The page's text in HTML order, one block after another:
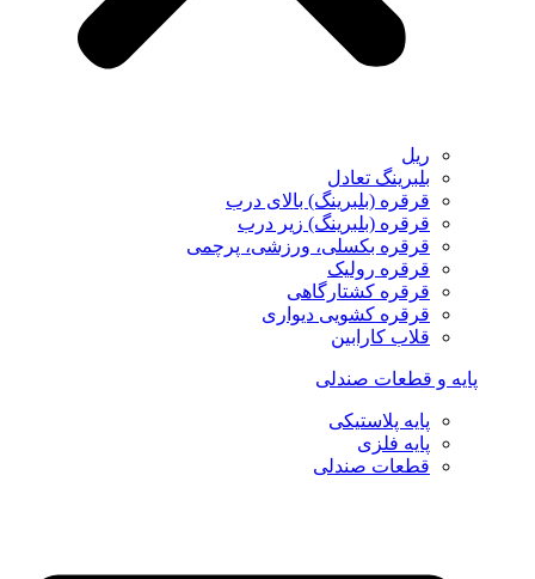
ریل
بلبرینگ تعادل
قرقره (بلبرینگ) بالای درب
قرقره (بلبرینگ) زیر درب
قرقره بکسلی، ورزشی، پرچمی
قرقره رولیک
قرقره کشتارگاهی
قرقره کشویی دیواری
قلاب کارابین
پایه و قطعات صندلی
پایه پلاستیکی
پایه فلزی
قطعات صندلی